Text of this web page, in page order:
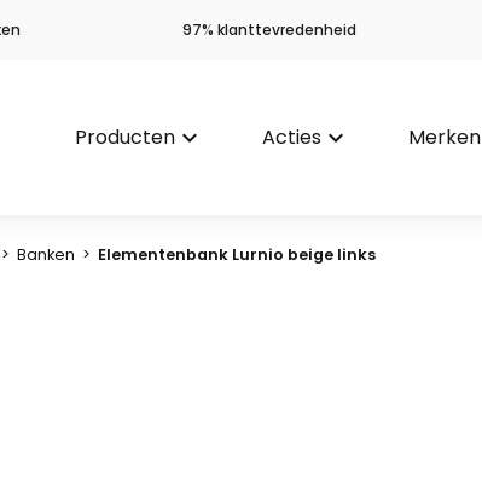
97% klanttevredenheid
Producten keyboard_arrow_down Acties keyboard_arrow_down Merken
> Banken > Elementenbank Lurnio beige links